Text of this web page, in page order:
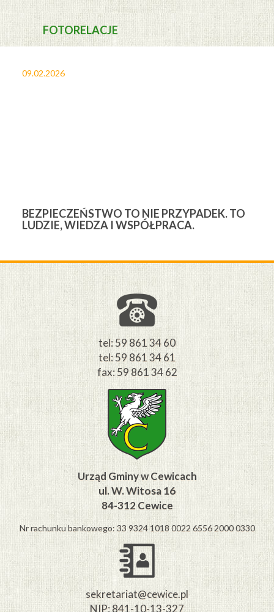
FOTORELACJE
09.02.2026
BEZPIECZEŃSTWO TO NIE PRZYPADEK. TO
LUDZIE, WIEDZA I WSPÓŁPRACA.
tel: 59 861 34 60
tel: 59 861 34 61
fax: 59 861 34 62
Urząd Gminy w Cewicach
ul. W. Witosa 16
84-312 Cewice
Nr rachunku bankowego: 33 9324 1018 0022 6556 2000 0330
sekretariat@cewice.pl
NIP: 841-10-13-327